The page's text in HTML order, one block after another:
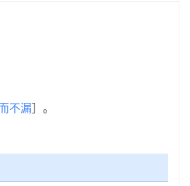
不漏］。